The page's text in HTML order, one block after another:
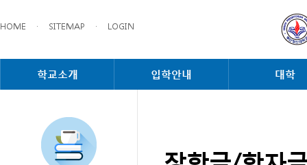
HOME · SITEMAP · LOGIN
학교소개 입학안내 대학